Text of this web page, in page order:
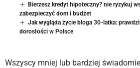
Bierzesz kredyt hipoteczny? nie ryzykuj
zabezpieczyć dom i budżet
Jak wygląda życie bloga 30-latka:
dorosłości w Polsce
Wszyscy mniej lub bardziej